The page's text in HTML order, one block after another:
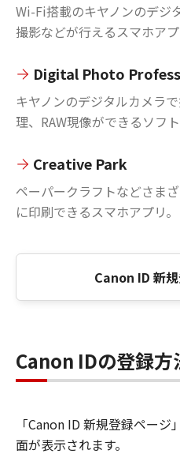
Wi-Fi搭載のキヤノンのデジ
撮影などが行えるスマホアプ
Digital Photo
キヤノンのデジタルカメラ
理、RAW現像ができるソフト
Creative Park
ペーパークラフトなどさま
に印刷できるスマホアプリ。
Canon ID 新
Canon IDの登録方
「Canon ID 新規登録ペー
面が表示されます。